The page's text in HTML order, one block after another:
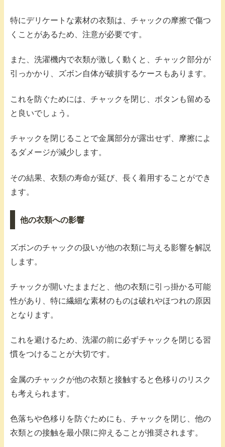
特にデリケートな素材の衣類は、チャックの摩擦で傷つ
くことがあるため、注意が必要です。
また、洗濯機内で衣類が激しく動くと、チャック部分が
引っかかり、ズボン自体が破損するケースもあります。
これを防ぐためには、チャックを閉じ、ボタンも留める
と良いでしょう。
チャックを閉じることで金属部分が露出せず、摩擦によ
るダメージが減少します。
その結果、衣類の寿命が延び、長く着用することができ
ます。
他の衣類への影響
ズボンのチャックの扱いが他の衣類に与える影響を解説
します。
チャックが開いたままだと、他の衣類に引っ掛かる可能
性があり、特に繊細な素材のものは破れやほつれの原因
となります。
これを避けるため、洗濯の前に必ずチャックを閉じる習
慣をつけることが大切です。
金属のチャックが他の衣類と接触すると色移りのリスク
も考えられます。
色落ちや色移りを防ぐためにも、チャックを閉じ、他の
衣類との接触を最小限に抑えることが推奨されます。